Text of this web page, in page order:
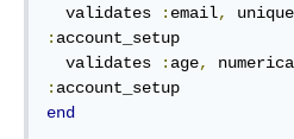
  validates
: email,
: account_setup
  validates
: age,
: account_setup
end